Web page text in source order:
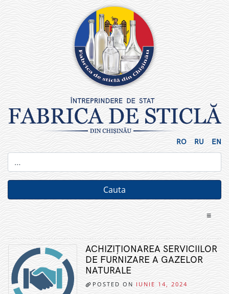
RO RU EN
≡
ACHIZIȚIONAREA SERVICIILOR
DE FURNIZARE A GAZELOR
NATURALE
POSTED ON IUNIE 14, 2024